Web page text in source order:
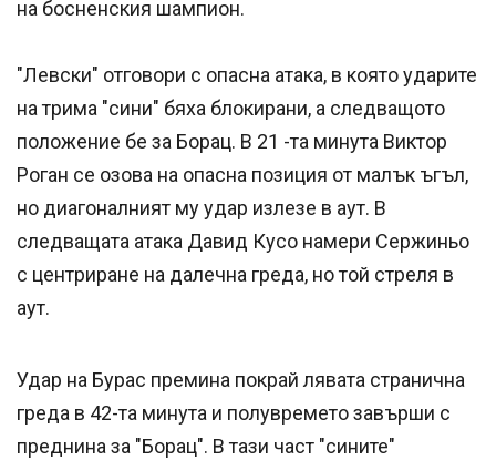
на босненския шампион.
"Левски" отговори с опасна атака, в която ударите
на трима "сини" бяха блокирани, а следващото
положение бе за Борац. В 21 -та минута Виктор
Роган се озова на опасна позиция от малък ъгъл,
но диагоналният му удар излезе в аут. В
следващата атака Давид Кусо намери Сержиньо
с центриране на далечна греда, но той стреля в
аут.
Удар на Бурас премина покрай лявата странична
греда в 42-та минута и полувремето завърши с
преднина за "Борац". В тази част "сините"